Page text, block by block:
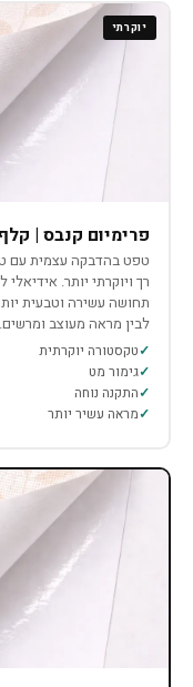
יוקרתי
פרימיום קנבס |
טפט בהדבקה עצמית עם
רך ויוקרתי יותר.
תחושה עשירה וטבעית
לבין מראה מעוצב ומרשים.
טקסטורה יוקרתית
גימור מט
התקנה נוחה
מראה עשיר יותר